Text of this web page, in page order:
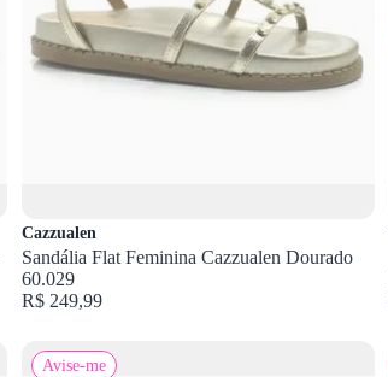
Cazzualen
Sandália Flat Feminina Cazzualen Dourado
60.029
R$ 249,99
Avise-me